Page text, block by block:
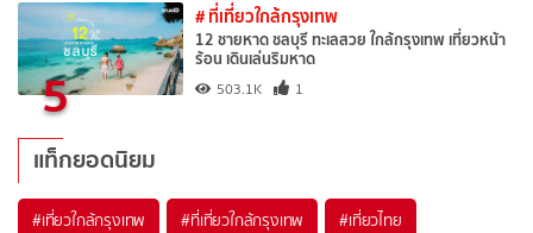
5
# ที่เที่ยวใกล้กรุงเทพ
12 ชายหาด ชลบุรี ทะเลสวย ใกล้กรุงเทพ เที่ยวหน้า
ร้อน เดินเล่นริมหาด
503.1K 1
แท็กยอดนิยม
#เที่ยวใกล้กรุงเทพ #ที่เที่ยวใกล้กรุงเทพ #เที่ยวไทย